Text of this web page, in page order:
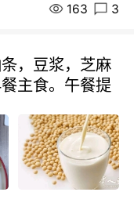
163 3
，豆浆，芝麻
主食。午餐提